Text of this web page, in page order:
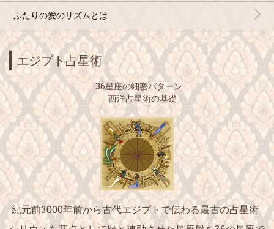
ふたりの愛のリズムとは
エジプト占星術
36星座の細密パターン
西洋占星術の基礎
紀元前3000年前から古代エジプトで伝わる最古の占星術